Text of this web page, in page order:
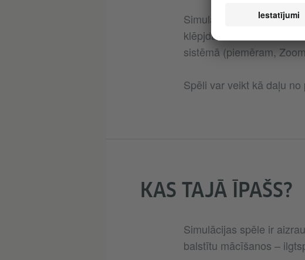
Simulācijas spēle tiek
klēpjdatorā. Dalībnieku
sistēmā (piemēram,
Spēli var veikt kā daļu
KAS TAJĀ ĪPAŠS?
Simulācijas spēle ir
balstītu mācīšanos –